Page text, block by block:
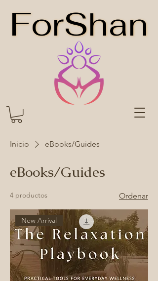
ForShan
ForShan
Inicio eBooks/Guides
eBooks/Guides
4 productos Ordenar
New Arrival